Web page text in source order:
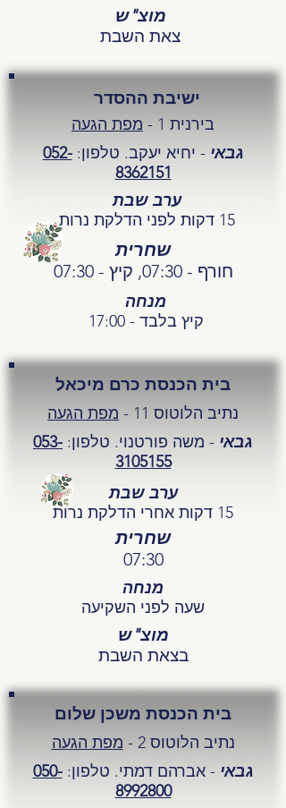
מוצ"ש
צאת השבת
ישיבת ההסדר
בירנית 1 -
מפת הגעה
גבאי - יחיא יעקב. טלפון:052-
8362151
שחרית
חורף - 07:30, קיץ - 07:30
ערב שבת
15 דקות לפני הדלקת נרות
מנחה
קיץ בלבד - 17:00
בית הכנסת כרם מיכאל
נתיב הלוטוס 11 -
מפת הגעה
גבאי - משה פורטנוי. טלפון: 053-
3105155
ערב שבת
15 דקות אחרי הדלקת נרות
שחרית
07:30
מנחה
שעה לפני השקיעה
מוצ"ש
בצאת השבת
בית הכנסת משכן שלום
נתיב הלוטוס 2 -
מפת הגעה
גבאי - אברהם דמתי. טלפון:050-
8992800